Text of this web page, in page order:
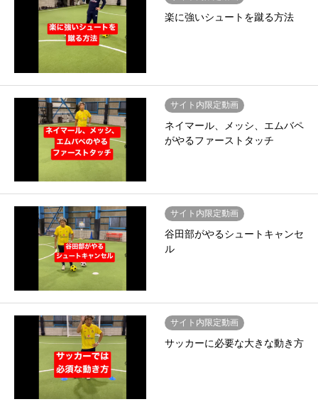
楽に強いシュートを蹴る方法
サイト内限定動画
ネイマール、メッシ、エムバペ
がやるファーストタッチ
サイト内限定動画
谷田部がやるシュートキャンセ
ル
サイト内限定動画
サッカーに必要な大きな動き方